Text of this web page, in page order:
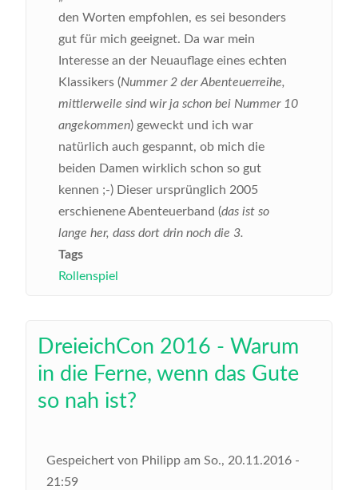
den Worten empfohlen, es sei besonders
gut für mich geeignet. Da war mein
Interesse an der Neuauflage eines echten
Klassikers (Nummer 2 der Abenteuerreihe,
mittlerweile sind wir ja schon bei Nummer 10
angekommen) geweckt und ich war
natürlich auch gespannt, ob mich die
beiden Damen wirklich schon so gut
kennen ;-) Dieser ursprünglich 2005
erschienene Abenteuerband (das ist so
lange her, dass dort drin noch die 3.
Tags
Rollenspiel
DreieichCon 2016 - Warum
in die Ferne, wenn das Gute
so nah ist?
Gespeichert von Philipp am So., 20.11.2016 -
21:59